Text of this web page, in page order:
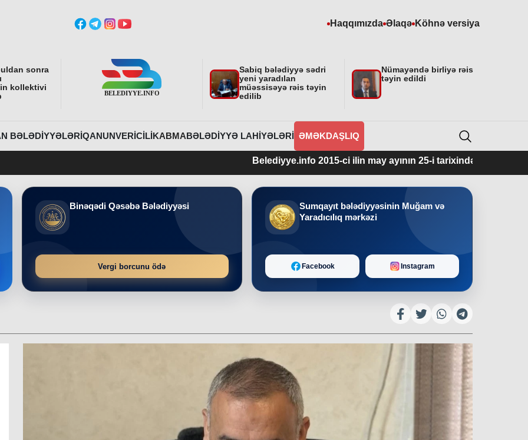
Haqqımızda Əlaqə Köhnə versiya
sonra
kollektivi
Sabiq bələdiyyə sədri
yeni yaradılan
müəssisəyə rəis təyin
edilib
Nümayəndə birliyə rəis
təyin edildi
BƏLƏDIYYƏLƏRIQANUNVERICILIKABMABƏLƏDIYYƏ LAHIYƏLƏRI ƏMƏKDAŞLIQ
Belediyye.info 2015-ci ilin may ayının 25-i tarixindən fəaliyyətdədir.
Binəqədi Qəsəbə Bələdiyyəsi
Vergi borcunu ödə
Sumqayıt bələdiyyəsinin Muğam və
Yaradıcılıq mərkəzi
Facebook Instagram